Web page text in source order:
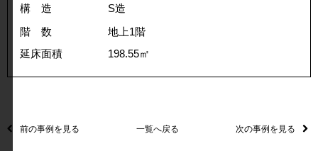
構 造
S造
階 数
地上1階
延床面積
198.55㎡
前の事例を見る 一覧へ戻る 次の事例を見る